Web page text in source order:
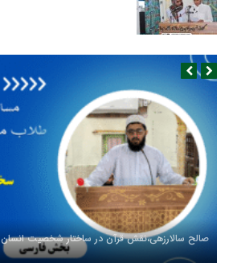
صالح سالارزهی،‌نقش قرآن در ساختار شخصیت انسان